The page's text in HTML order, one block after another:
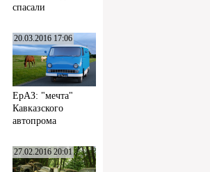
спасали
20.03.2016 17:06
ЕрАЗ: "мечта"
Кавказского
автопрома
27.02.2016 20:01